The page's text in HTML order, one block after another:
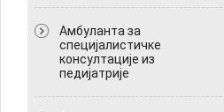
Амбуланта за
специјалистичке
консултације из
педијатрије